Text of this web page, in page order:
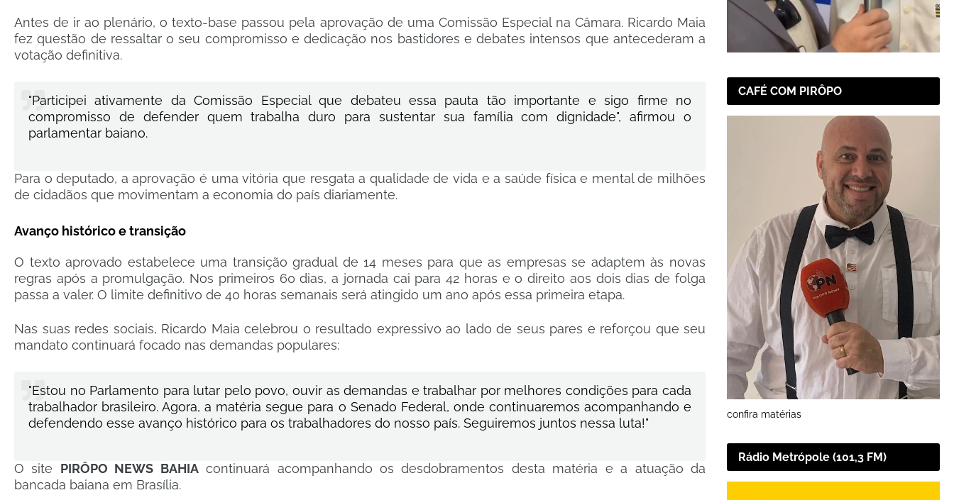
Antes de ir ao plenário, o texto-base passou pela aprovação de uma Comissão Especial na Câmara. Ricardo Maia
fez questão de ressaltar o seu compromisso e dedicação nos bastidores e debates intensos que antecederam a
votação definitiva.
"Participei ativamente da Comissão Especial que debateu essa pauta tão importante e sigo firme no
compromisso de defender quem trabalha duro para sustentar sua família com dignidade", afirmou o
parlamentar baiano.
Para o deputado, a aprovação é uma vitória que resgata a qualidade de vida e a saúde física e mental de milhões
de cidadãos que movimentam a economia do país diariamente.
Avanço histórico e transição
O texto aprovado estabelece uma transição gradual de 14 meses para que as empresas se adaptem às novas
regras após a promulgação. Nos primeiros 60 dias, a jornada cai para 42 horas e o direito aos dois dias de folga
passa a valer. O limite definitivo de 40 horas semanais será atingido um ano após essa primeira etapa.
Nas suas redes sociais, Ricardo Maia celebrou o resultado expressivo ao lado de seus pares e reforçou que seu
mandato continuará focado nas demandas populares:
"Estou no Parlamento para lutar pelo povo, ouvir as demandas e trabalhar por melhores condições para cada
trabalhador brasileiro. Agora, a matéria segue para o Senado Federal, onde continuaremos acompanhando e
defendendo esse avanço histórico para os trabalhadores do nosso país. Seguiremos juntos nessa luta!"
O site PIRÔPO NEWS BAHIAcontinuará acompanhando os desdobramentos desta matéria e a atuação da
bancada baiana em Brasília.
CAFÉ COM PIRÔPO
confira matérias
Rádio Metrópole (101,3 FM)